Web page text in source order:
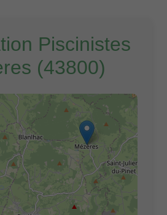
Piscinistes
(43800)